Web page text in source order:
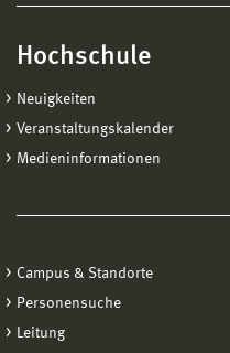
Hochschule
Neuigkeiten
Veranstaltungskalender
Medieninformationen
Campus & Standorte
Personensuche
Leitung